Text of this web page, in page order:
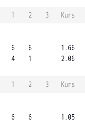
1 2 3
Kurs
6
4
6
1
1.66
2.06
1 2 3
Kurs
6
6
1.05